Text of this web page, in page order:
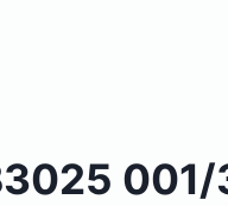
001/